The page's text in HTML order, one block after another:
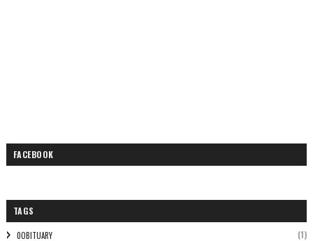
FACEBOOK
TAGS
0OBITUARY (1)